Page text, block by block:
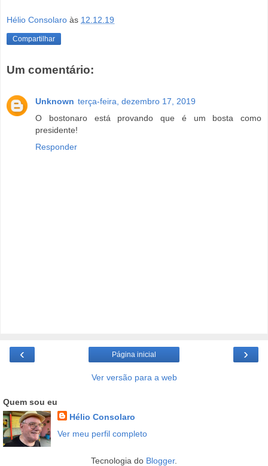
Hélio Consolaro às 12.12.19
Compartilhar
Um comentário:
Unknown terça-feira, dezembro 17, 2019
O bostonaro está provando que é um bosta como
presidente!
Responder
‹ ›
Página inicial
Ver versão para a web
Quem sou eu
Hélio Consolaro
Ver meu perfil completo
Tecnologia do Blogger.